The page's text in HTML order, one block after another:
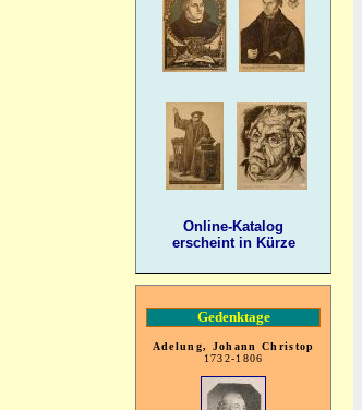
Online-Katalog
erscheint in Kürze
Gedenktage
Adelung, Johann Christop
1732-1806